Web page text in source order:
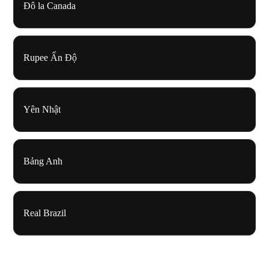
Đô la Canada
Rupee Ấn Độ
Yên Nhật
Bảng Anh
Real Brazil